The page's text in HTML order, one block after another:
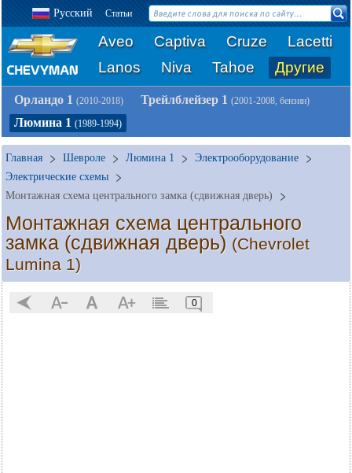
Русский Статьи
Aveo Captiva Cruze
Lacetti
Lanos
Niva Tahoe Другие
Орландо 1 (2010-2018) Трейлблейзер 1 (2001-2008, бензин)
Люмина 1 (1989-1994)
Главная Шевроле Люмина 1
Электрооборудование
Электрические схемы
Монтажная схема центрального замка (сдвижная дверь)
Монтажная схема центрального
замка (сдвижная дверь) (Chevrolet
Lumina 1)
0